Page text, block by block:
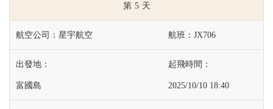
5
星宇航空 JX706
富國島 2025/10/10 18:40